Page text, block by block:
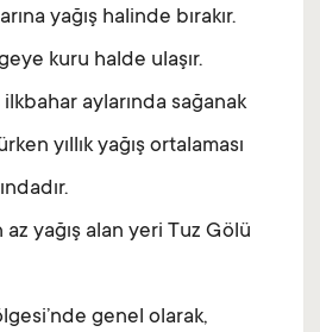
yağış halinde bırakır.
kuru halde ulaşır.
ilkbahar aylarında sağanak
yıllık yağış ortalaması
az yağış alan yeri Tuz Gölü
genel olarak,